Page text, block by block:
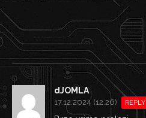
dJOMLA
17.12.2024 (12:26) REPLY